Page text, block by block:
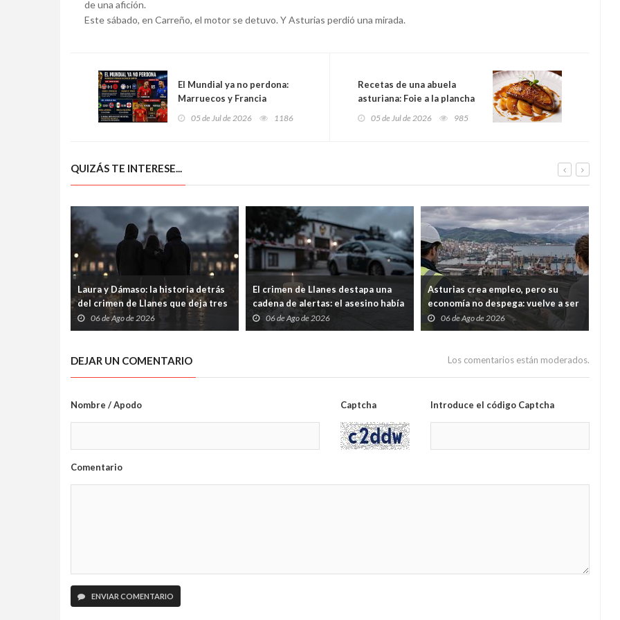
de una afición.
Este sábado, en Carreño, el motor se detuvo. Y Asturias perdió una mirada.
El Mundial ya no perdona:
Marruecos y Francia
sobreviven al primer corte y
05 de Jul de 2026 1186
Recetas de una abuela
asturiana: Foie a la plancha
con manzana y reducción de
05 de Jul de 2026 985
QUIZÁS TE INTERESE...
Laura y Dámaso: la historia detrás
del crimen de Llanes que deja tres
hijos huérfanos
06 de Ago de 2026
El crimen de Llanes destapa una
cadena de alertas: el asesino había
sido condenado, expulsado de la
Guardia Civil y tenía prohibido
06 de Ago de 2026
Asturias crea empleo, pero su
economía no despega: vuelve a ser
la comunidad que menos crece
06 de Ago de 2026
DEJAR UN COMENTARIO Los comentarios están moderados.
Nombre / Apodo Captcha Introduce el código Captcha
Comentario
ENVIAR COMENTARIO